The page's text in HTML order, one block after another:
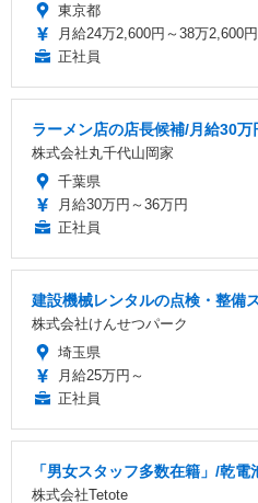
東京都
月給24万2,600円～38万2,600円
正社員
ラーメン店の店長候補/月給30
株式会社丸千代山岡家
千葉県
月給30万円～36万円
正社員
建設機械レンタルの点検・整備
株式会社けんせつパーク
埼玉県
月給25万円～
正社員
「男女スタッフ多数在籍」/乾
株式会社Tetote